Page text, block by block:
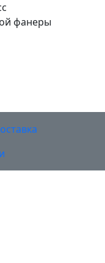
фанеры